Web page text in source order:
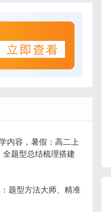
内容，暑假：高二上
题型总结梳理搭建
题型方法大师、精准